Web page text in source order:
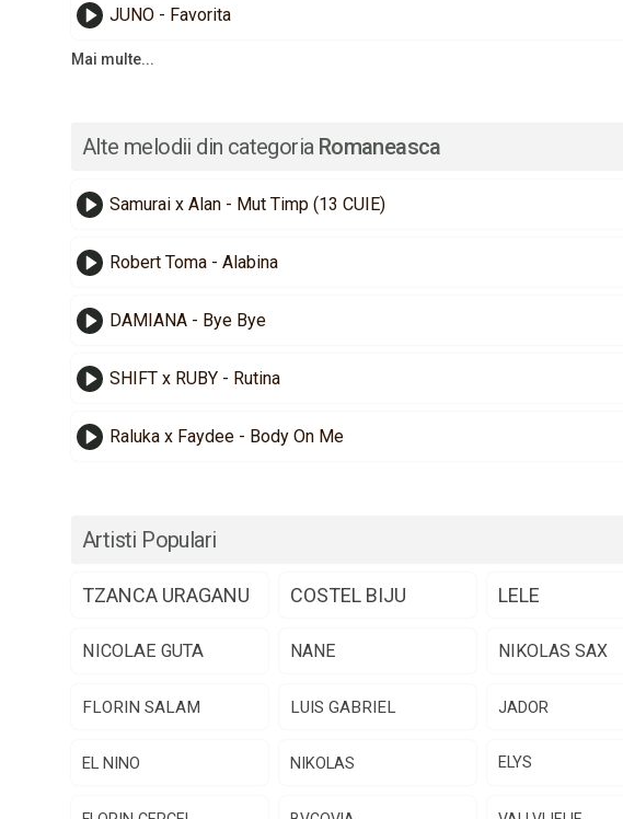
JUNO - Favorita
Mai multe...
Alte melodii din categoria Romaneasca
Samurai x Alan - Mut Timp (13 CUIE)
Robert Toma - Alabina
DAMIANA - Bye Bye
SHIFT x RUBY - Rutina
Raluka x Faydee - Body On Me
Artisti Populari
TZANCA URAGANU COSTEL BIJU LELE
NICOLAE GUTA NANE NIKOLAS SAX
FLORIN SALAM LUIS GABRIEL JADOR
EL NINO NIKOLAS ELYS